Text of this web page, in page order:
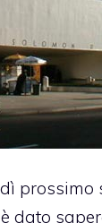
prossimo
è dato